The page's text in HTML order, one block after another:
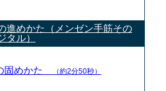
進めかた（メンゼン手筋その
タル）
固めかた （約2分50秒）